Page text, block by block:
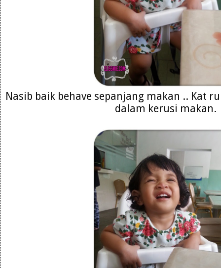
Nasib baik behave sepanjang makan .. Kat
dalam kerusi makan.